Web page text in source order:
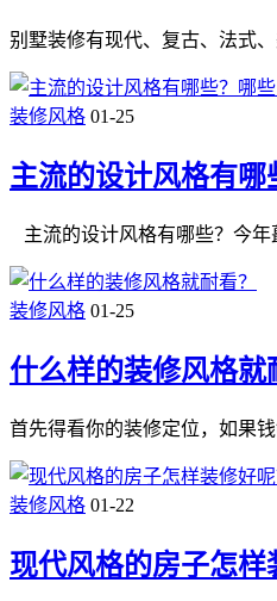
别墅装修有现代、复古、法式
装修风格 01-25
主流的设计风格有哪
主流的设计风格有哪些？今
装修风格 01-25
什么样的装修风格就
首先得看你的装修定位，如果
装修风格 01-22
现代风格的房子怎样